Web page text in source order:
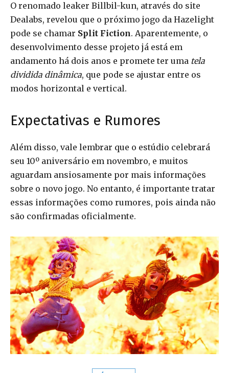
O renomado leaker Billbil-kun, através do site
Dealabs, revelou que o próximo jogo da Hazelight
pode se chamar Split Fiction. Aparentemente, o
desenvolvimento desse projeto já está em
andamento há dois anos e promete ter uma tela
dividida dinâmica, que pode se ajustar entre os
modos horizontal e vertical.
Expectativas e Rumores
Além disso, vale lembrar que o estúdio celebrará
seu 10º aniversário em novembro, e muitos
aguardam ansiosamente por mais informações
sobre o novo jogo. No entanto, é importante tratar
essas informações como rumores, pois ainda não
são confirmadas oficialmente.